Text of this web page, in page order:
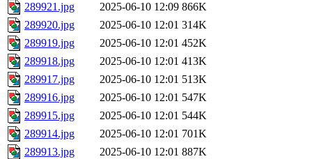
289921.jpg
2025-06-10 12:09 866K
289920.jpg
2025-06-10 12:01 314K
289919.jpg
2025-06-10 12:01 452K
289918.jpg
2025-06-10 12:01 413K
289917.jpg
2025-06-10 12:01 513K
289916.jpg
2025-06-10 12:01 547K
289915.jpg
2025-06-10 12:01 544K
289914.jpg
2025-06-10 12:01 701K
289913.jpg
2025-06-10 12:01 887K